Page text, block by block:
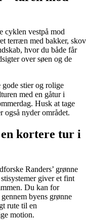
cyklen vestpå mod
terræn med bakker, skov
hvor du både får
over søen og de
stier og rolige
med en gåtur i
Husk at tage
også nyder området.
en kortere tur i
Randers’ grønne
giver et fint
Du kan for
byens grønne
rute til en
motion.